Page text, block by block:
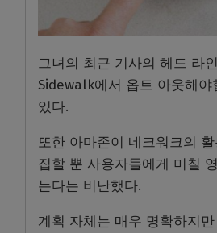
그녀의 최근 기사의 헤드 라
Sidewalk에서 옵트 아웃해야
있다.
또한 아마존이 네크워크의
집할 뿐 사용자들에게 미칠
는다는 비난했다.
계획 자체는 매우 명확하지